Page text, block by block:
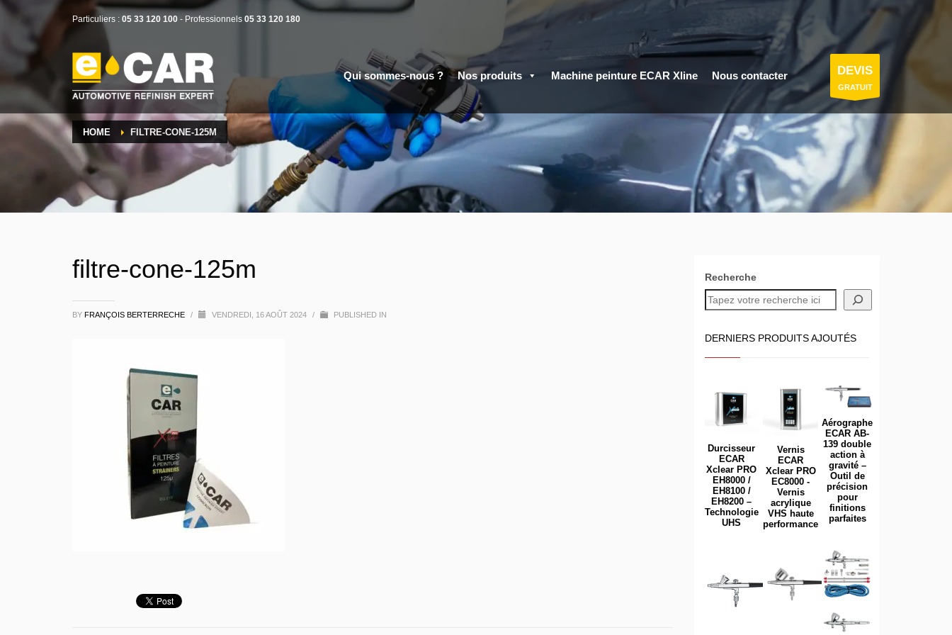
Particuliers : 05 33 120 100 - Professionnels 05 33 120 180
Qui sommes-nous ? Nos produits Machine peinture ECAR Xline Nous contacter DEVIS
GRATUIT
HOME FILTRE-CONE-125M
filtre-cone-125m
BY FRANÇOIS BERTERRECHE / VENDREDI, 16 AOÛT 2024 / PUBLISHED IN
Recherche
DERNIERS PRODUITS AJOUTÉS
Durcisseur
ECAR
Xclear PRO
EH8000 /
EH8100 /
EH8200 –
Technologie
UHS
Vernis
ECAR
Xclear PRO
EC8000 -
Vernis
acrylique
VHS haute
performance
Aérographe
ECAR AB-
139 double
action à
gravité –
Outil de
précision
pour
finitions
parfaites